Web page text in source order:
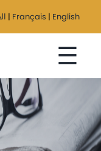
| Français | English
☰